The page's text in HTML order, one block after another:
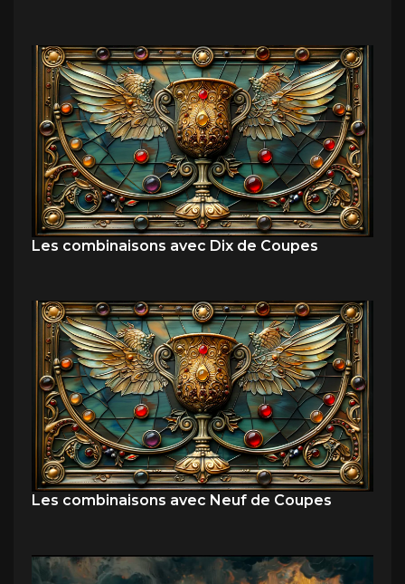
Les combinaisons avec Dix de Coupes
Les combinaisons avec Neuf de Coupes